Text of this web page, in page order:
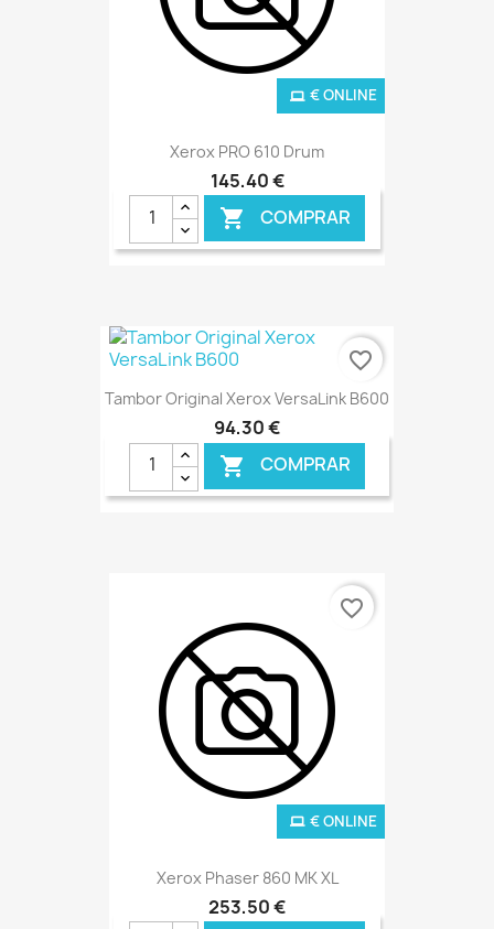
Xerox PRO 610 Drum
145,40 €
 COMPRAR
€ ONLINE
Tambor Original Xerox VersaLink B600
94,30 €
 COMPRAR
favorite_border
Xerox Phaser 860 MK XL
253,50 €
€ ONLINE
favorite_border